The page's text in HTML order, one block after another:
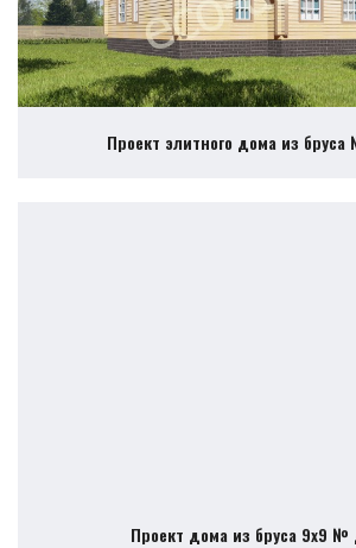
Проект элитного дома из
Проект дома из бруса 9х9